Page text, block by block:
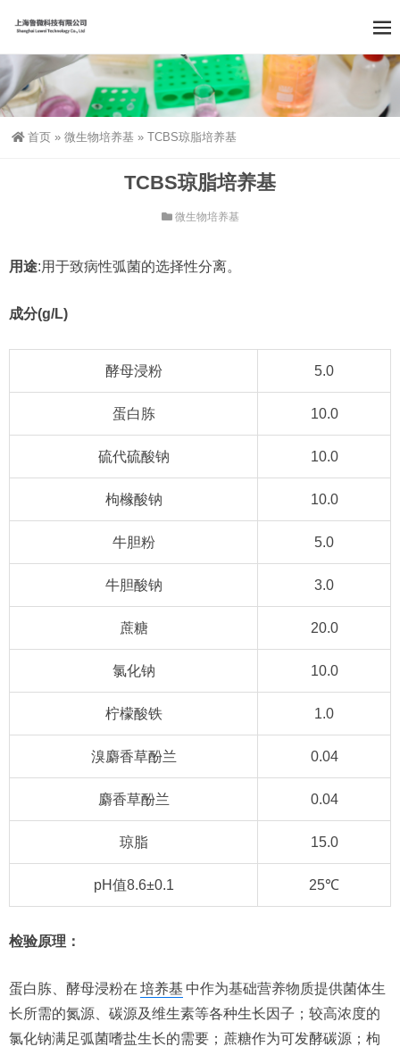
首页 » 微生物培养基 » TCBS琼脂培养基
TCBS琼脂培养基
微生物培养基
用途:用于致病性弧菌的选择性分离。
成分(g/L)
酵母浸粉 5.0
蛋白胨 10.0
硫代硫酸钠 10.0
枸橼酸钠 10.0
牛胆粉 5.0
牛胆酸钠 3.0
蔗糖 20.0
氯化钠 10.0
柠檬酸铁 1.0
溴麝香草酚兰 0.04
麝香草酚兰 0.04
琼脂 15.0
pH值8.6±0.1 25℃
检验原理：
蛋白胨、酵母浸粉在 培养基 中作为基础营养物质提供菌体生
长所需的氮源、碳源及维生素等各种生长因子；较高浓度的
氯化钠满足弧菌嗜盐生长的需要；蔗糖作为可发酵碳源；枸